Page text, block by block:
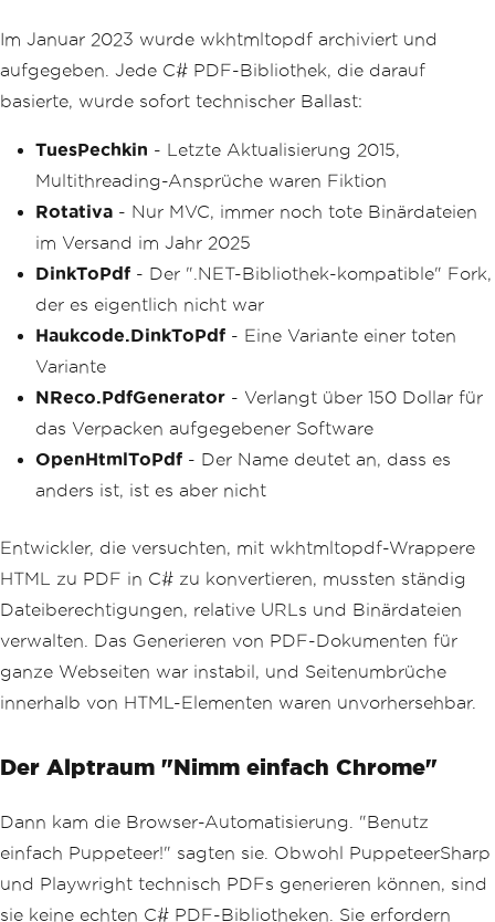
Im Januar 2023 wurde wkhtmltopdf archiviert und
aufgegeben. Jede C# PDF-Bibliothek, die darauf
basierte, wurde sofort technischer Ballast:
TuesPechkin - Letzte Aktualisierung 2015,
Multithreading-Ansprüche waren Fiktion
Rotativa - Nur MVC, immer noch tote Binärdateien
im Versand im Jahr 2025
DinkToPdf - Der ".NET-Bibliothek-kompatible" Fork,
der es eigentlich nicht war
Haukcode.DinkToPdf - Eine Variante einer toten
Variante
NReco.PdfGenerator - Verlangt über 150 Dollar für
das Verpacken aufgegebener Software
OpenHtmlToPdf - Der Name deutet an, dass es
anders ist, ist es aber nicht
Entwickler, die versuchten, mit wkhtmltopdf-Wrappere
HTML zu PDF in C# zu konvertieren, mussten ständig
Dateiberechtigungen, relative URLs und Binärdateien
verwalten. Das Generieren von PDF-Dokumenten für
ganze Webseiten war instabil, und Seitenumbrüche
innerhalb von HTML-Elementen waren unvorhersehbar.
Der Alptraum "Nimm einfach Chrome"
Dann kam die Browser-Automatisierung. "Benutz
einfach Puppeteer!" sagten sie. Obwohl PuppeteerSharp
und Playwright technisch PDFs generieren können, sind
sie keine echten C# PDF-Bibliotheken. Sie erfordern